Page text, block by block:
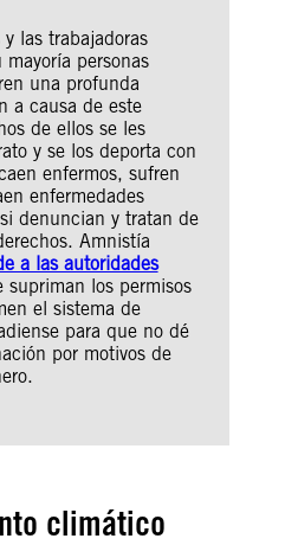
las trabajadoras
personas
una profunda
a causa de este
de ellos se les
y se los deporta con
enfermos, sufren
enfermedades
denuncian y tratan de
Amnistía
a las autoridades
los permisos
el sistema de
para que no dé
por motivos de
climático